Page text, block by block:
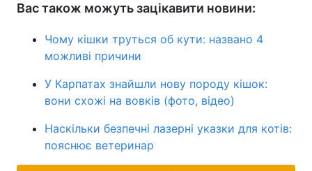
Вас також можуть зацікавити новини:
Чому кішки труться об кути: названо 4
можливі причини
У Карпатах знайшли нову породу кішок:
вони схожі на вовків (фото, відео)
Наскільки безпечні лазерні указки для котів:
пояснює ветеринар